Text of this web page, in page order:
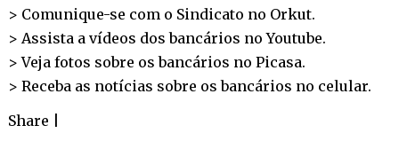
> Comunique-se com o Sindicato no Orkut.
> Assista a vídeos dos bancários noYoutube.
> Veja fotos sobre os bancários no Picasa.
> Receba as notícias sobre os bancários no celular.
Share